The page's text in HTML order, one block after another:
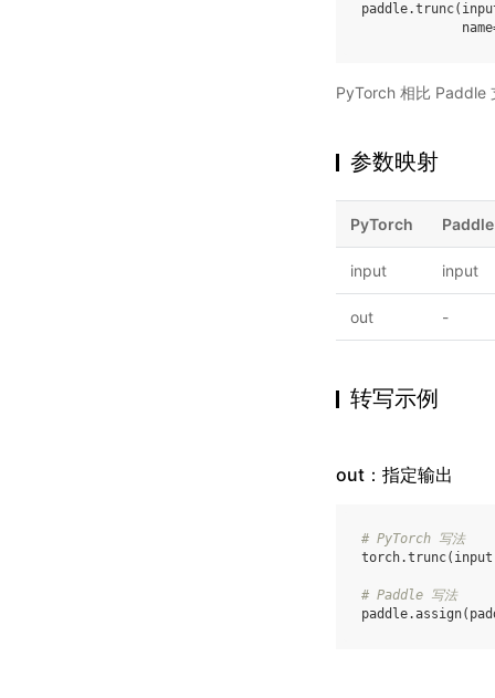
paddle.trunc(
name
PyTorch 相比 Paddle
参数映射
PyTorch
input input
out -
转写示例
out：指定输出
# PyTorch 写法
torch.trunc( input
# Paddle 写法
paddle.assign(